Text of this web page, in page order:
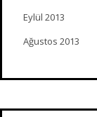
Eylül 2013
Ağustos 2013